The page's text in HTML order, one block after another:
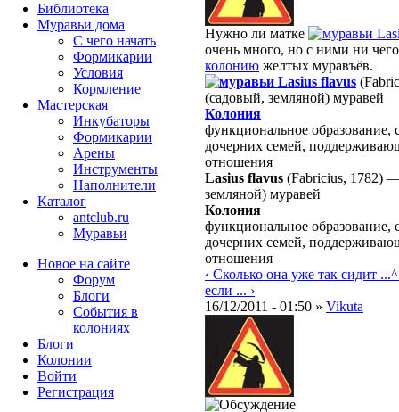
Нужно ли матке
очень много, но с ними ни
колонию желтых муравъёв.
Lasius flavus
(садовый, земляной) муравей
Колония
функциональное образование,
дочерних семей,
отношения
Lasius flavus (Fabricius, 1782)
земляной) муравей
Колония
функциональное образование,
дочерних семей,
отношения
‹ Сколько она уже так сидит ...
если ... ›
16/12/2011 - 01:50 » Vikuta
Библиотека
Муравьи дома
С чего начать
Формикарии
Условия
Кормление
Мастерская
Инкубаторы
Формикарии
Арены
Инструменты
Наполнители
Каталог
antclub.ru
Муравьи
Новое на сайте
Форум
Блоги
События в
колониях
Блоги
Колонии
Войти
Peгиcтpaция